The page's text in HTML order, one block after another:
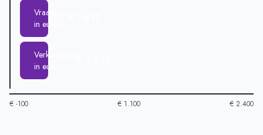
Vraagprijs
in euro's
Verkoopprijs
in euro's
€ -100 € 1.100 € 2.400